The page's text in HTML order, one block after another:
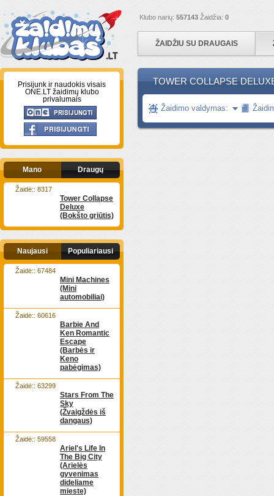
Klubo narių: 557143 Žaidžia: 0
ŽAIDŽIU SU DRAUGAIS
Prisijunk ir naudokis visais
ONE.LT žaidimų klubo
privalumais
Mano Draugų
Tower Collapse
Deluxe
(Bokšto griūtis)
Žaidė:: 8317
Naujausi Populiariausi
Mini Machines
(Mini
automobiliai)
Žaidė:: 67484
Barbie And
Ken Romantic
Escape
(Barbės ir
Keno
pabėgimas)
Žaidė:: 60616
Stars From The
Sky
(Žvaigždės iš
dangaus)
Žaidė:: 63299
Ariel's Life In
The Big City
(Arielės
gyvenimas
dideliame
mieste)
Žaidė:: 59558
TOWER COLLAPSE
Žaidimo valdymas: